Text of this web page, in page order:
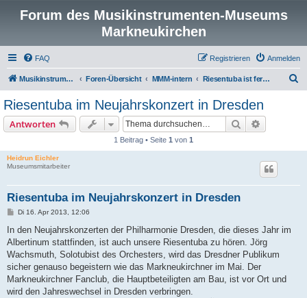
Forum des Musikinstrumenten-Museums
Markneukirchen
FAQ Anmelden
Registrieren
Musikinstrumenten-Museum Foren-Übersicht MMM-intern Riesentuba ist fertig und zu besichtigen
Riesentuba im Neujahrskonzert in Dresden
Antworten Suche
1 Beitrag • Seite 1 von 1
Heidrun Eichler
Museumsmitarbeiter
Riesentuba im Neujahrskonzert in Dresden
B
r
a
Di 16. Apr 2013, 12:06
In den Neujahrskonzerten der Philharmonie Dresden, die dieses Jahr im
Albertinum stattfinden, ist auch unsere Riesentuba zu hören. Jörg
Wachsmuth, Solotubist des Orchesters, wird das Dresdner Publikum
sicher genauso begeistern wie das Markneukirchner im Mai. Der
Markneukirchner Fanclub, die Hauptbeteiligten am Bau, ist vor Ort und
wird den Jahreswechsel in Dresden verbringen.